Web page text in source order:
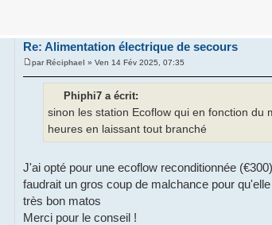
Re: Alimentation électrique de secours
parRéciphael » Ven 14 Fév 2025, 07:35
Phiphi7 a écrit:
sinon les station Ecoflow qui en fonction
heures en laissant tout branché
J'ai opté pour une ecoflow reconditionnée
faudrait un gros coup de malchance pour
très bon matos
Merci pour le conseil !